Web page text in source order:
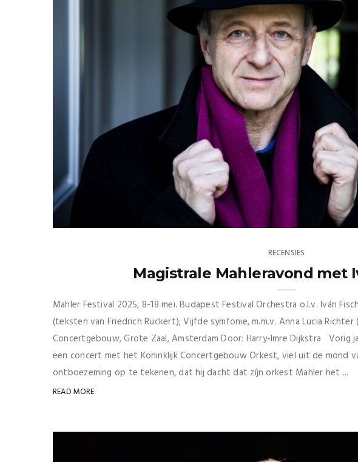
RECENSIES
Magistrale Mahleravond met
Mahler Festival 2025, 8-18 mei. Budapest Festival Orchestra o.l.v. Iván
(teksten van Friedrich Rückert); Vijfde symfonie, m.m.v. Anna Lucia Richter
Concertgebouw, Grote Zaal, Amsterdam Door: Harry-Imre Dijkstra Vorig
een concert met het Koninklijk Concertgebouw Orkest, viel uit de mond
ontboezeming op te tekenen, dat hij dacht dat zíjn orkest Mahler het ...
READ MORE